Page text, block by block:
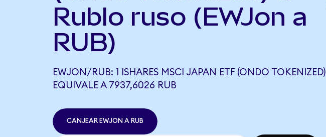
Rublo ruso (EWJon a
RUB)
EWJON/RUB: 1 ISHARES MSCI JAPAN ETF (ONDO TOKENIZED)
EQUIVALE A 7937,6026 RUB
CANJEAR EWJON A RUB